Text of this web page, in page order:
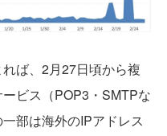
ば、2月27日頃から複
ビス（POP3・SMTPな
部は海外のIPアドレス